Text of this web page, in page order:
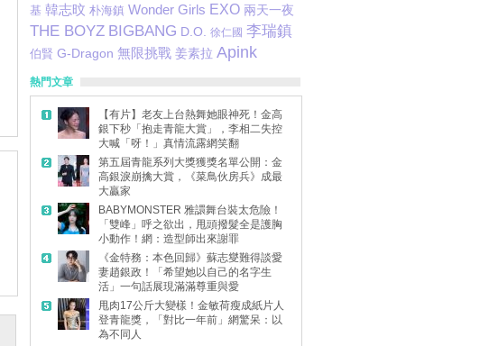
基 韓志旼 朴海鎮 Wonder Girls EXO 兩天一夜
THE BOYZ BIGBANG D.O. 徐仁國 李瑞鎮
伯賢 G-Dragon 無限挑戰 姜素拉 Apink
熱門文章
【有片】老友上台熱舞她眼神死！金高
銀下秒「抱走青龍大賞」，李相二失控
大喊「呀！」真情流露網笑翻
第五屆青龍系列大獎獲獎名單公開：金
高銀淚崩擒大賞，《菜鳥伙房兵》成最
大贏家
BABYMONSTER 雅譞舞台裝太危險！
「雙峰」呼之欲出，甩頭撥髮全是護胸
小動作！網：造型師出來謝罪
《金特務：本色回歸》蘇志燮難得談愛
妻趙銀政！「希望她以自己的名字生
活」一句話展現滿滿尊重與愛
甩肉17公斤大變樣！金敏荷瘦成紙片人
登青龍獎，「對比一年前」網驚呆：以
為不同人